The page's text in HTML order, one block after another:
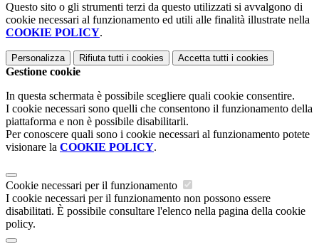
Questo sito o gli strumenti terzi da questo utilizzati si avvalgono di
cookie necessari al funzionamento ed utili alle finalità illustrate nella
COOKIE POLICY.
Personalizza Rifiuta tutti i cookies Accetta tutti i cookies
Gestione cookie
In questa schermata è possibile scegliere quali cookie consentire.
I cookie necessari sono quelli che consentono il funzionamento della
piattaforma e non è possibile disabilitarli.
Per conoscere quali sono i cookie necessari al funzionamento potete
visionare la COOKIE POLICY.
Cookie necessari per il funzionamento
I cookie necessari per il funzionamento non possono essere
disabilitati. È possibile consultare l'elenco nella pagina della cookie
policy.